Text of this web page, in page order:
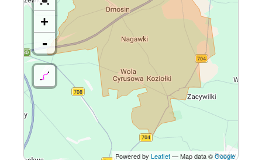
+
-
Powered by Leaflet— Map data ©Google